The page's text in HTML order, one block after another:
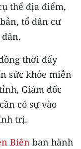
thể địa điểm,
tổ dân cư
thời đẩy
sức khỏe miễn
Giám đốc
có sự vào
trị.
Biên ban hành